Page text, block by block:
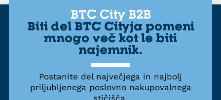
BTC City B2B
Biti del BTC Cityja pomeni
mnogo več kot le biti
najemnik.
Postanite del največjega in najbolj
priljubljenega poslovno nakupovalnega